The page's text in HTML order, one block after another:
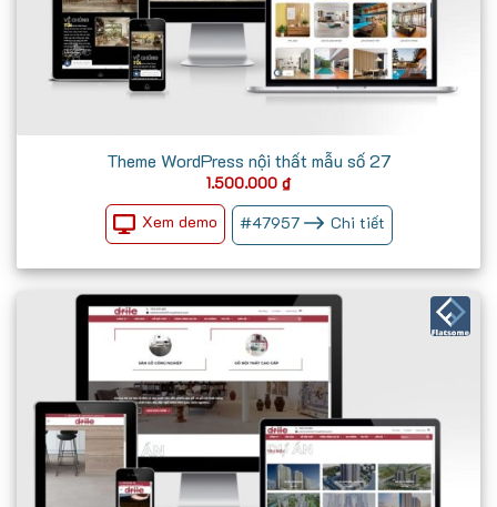
Theme WordPress nội thất mẫu số 27
1.500.000 ₫
Xem demo #47957 Chi tiết